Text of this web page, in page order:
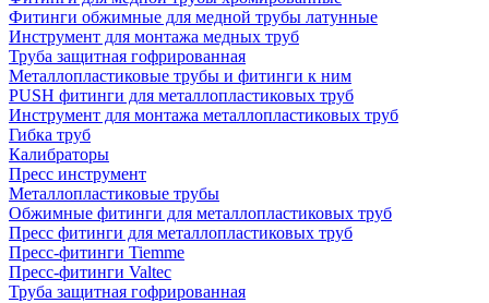
Фитинги обжимные для медной трубы латунные
Инструмент для монтажа медных труб
Труба защитная гофрированная
Металлопластиковые трубы и фитинги к ним
PUSH фитинги для металлопластиковых труб
Инструмент для монтажа металлопластиковых труб
Гибка труб
Калибраторы
Пресс инструмент
Металлопластиковые трубы
Обжимные фитинги для металлопластиковых труб
Пресс фитинги для металлопластиковых труб
Пресс-фитинги Tiemme
Пресс-фитинги Valtec
Труба защитная гофрированная